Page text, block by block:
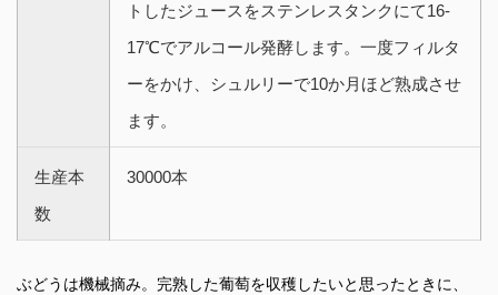
トしたジュースをステンレスタンクにて16-
17℃でアルコール発酵します。一度フィルタ
ーをかけ、シュルリーで10か月ほど熟成させ
ます。
生産本
数
30000本
ぶどうは機械摘み。完熟した葡萄を収穫したいと思ったときに、